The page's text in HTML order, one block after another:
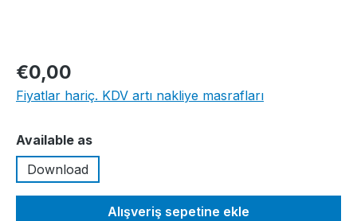
€0,00
Fiyatlar hariç. KDV artı nakliye masrafları
Seçin
Available as
Download
Alışveriş sepetine ekle